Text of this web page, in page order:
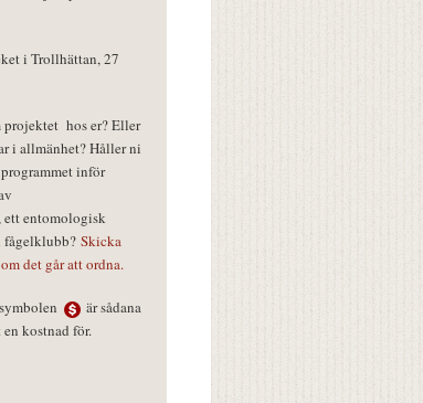
i Trollhättan, 27
hos er? Eller
i allmänhet? Håller ni
inför
ett entomologisk
fågelklubb? Skicka
det går att ordna.
är sådana
kostnad för.